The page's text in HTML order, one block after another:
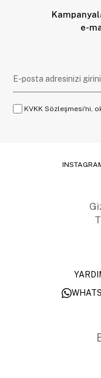
e-
KVKK Sözleşmesi'ni,